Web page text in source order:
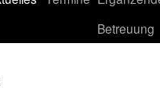
Betreuung